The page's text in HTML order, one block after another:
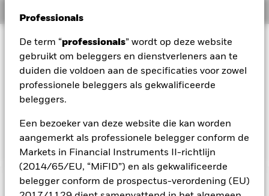
Professionals
De term “professionals” wordt op deze website
gebruikt om beleggers en dienstverleners aan te
duiden die voldoen aan de specificaties voor zowel
professionele beleggers als gekwalificeerde
beleggers.
Een bezoeker van deze website die kan worden
aangemerkt als professionele belegger conform de
Markets in Financial Instruments II-richtlijn
(2014/65/EU, “MiFID”) en als gekwalificeerde
belegger conform de prospectus-verordening (EU)
Overzicht
Beleggingsdoel
Het Fonds streeft naar een maximaal rendement op uw
belegging via een combinatie van kapitaalgroei en
opbrengsten uit de activa van het Fonds. Het Fonds belegt
ten minste 80% van zijn totale activa in vastrentende
beleggingsstrategie gebruik maken van derivaten. Hierdoor
BELANGRIJKE GEGEVENS: Kapitaalrisico.
De waarde en